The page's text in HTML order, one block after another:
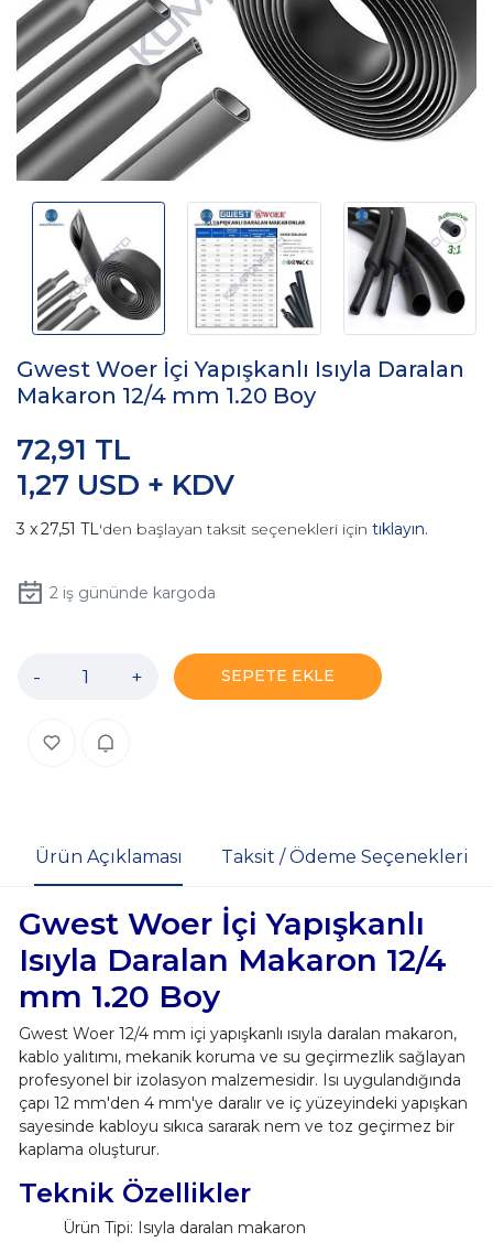
Gwest Woer İçi Yapışkanlı Isıyla Daralan
Makaron 12/4 mm 1.20 Boy
1,27 USD + KDV
72,91 TL
27,51 TL'den başlayan taksit seçenekleri için tıklayın.
2iş gününde kargoda
- + SEPETE EKLE
Ürün Açıklaması Taksit / Ödeme Seçenekleri
Gwest Woer İçi Yapışkanlı
Isıyla Daralan Makaron 12/4
mm 1.20 Boy
Gwest Woer 12/4 mm içi yapışkanlı ısıyla daralan makaron,
kablo yalıtımı, mekanik koruma ve su geçirmezlik sağlayan
profesyonel bir izolasyon malzemesidir. Isı uygulandığında
çapı 12 mm'den 4 mm'ye daralır ve iç yüzeyindeki yapışkan
sayesinde kabloyu sıkıca sararak nem ve toz geçirmez bir
kaplama oluşturur.
Teknik Özellikler
Ürün Tipi: Isıyla daralan makaron